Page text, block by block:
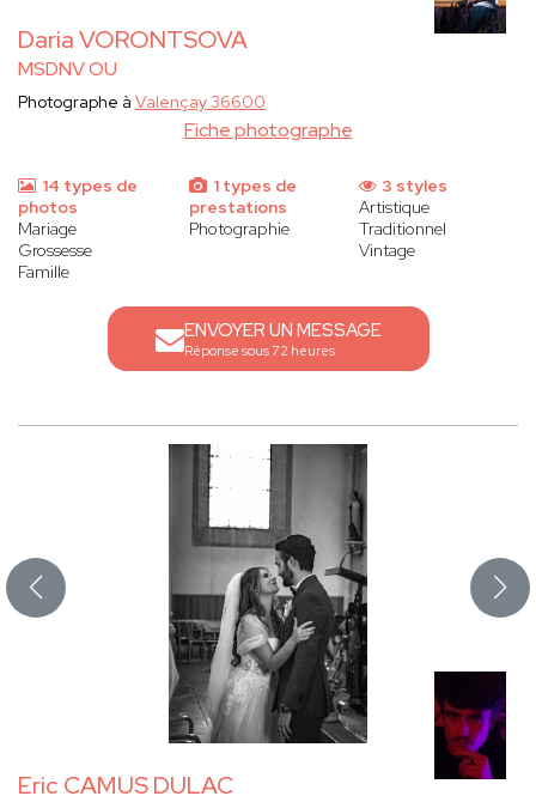
Daria VORONTSOVA
MSDNV OU
Fiche photographe
Photographe à Valençay 36600
14 types de
photos
Mariage
Grossesse
Famille
1 types de
prestations
Photographie
3 styles
Artistique
Traditionnel
Vintage
ENVOYER UN MESSAGE
Réponse sous 72 heures
Eric CAMUS DULAC